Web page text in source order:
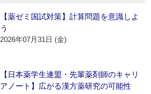
【薬ゼミ国試対策】計算問題を意識しよ
う
2026年07月31日 (金)
【日本薬学生連盟・先輩薬剤師のキャリ
アノート】広がる漢方薬研究の可能性